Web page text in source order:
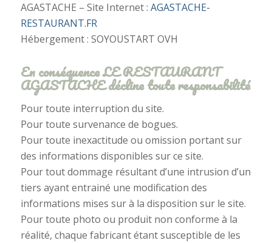
AGASTACHE – Site Internet : AGASTACHE-
RESTAURANT.FR
Hébergement : SOYOUSTART OVH
En conséquence LE RESTAURANT
AGASTACHE décline toute responsabilité
Pour toute interruption du site.
Pour toute survenance de bogues.
Pour toute inexactitude ou omission portant sur
des informations disponibles sur ce site.
Pour tout dommage résultant d’une intrusion d’un
tiers ayant entrainé une modification des
informations mises sur à la disposition sur le site.
Pour toute photo ou produit non conforme à la
réalité, chaque fabricant étant susceptible de les